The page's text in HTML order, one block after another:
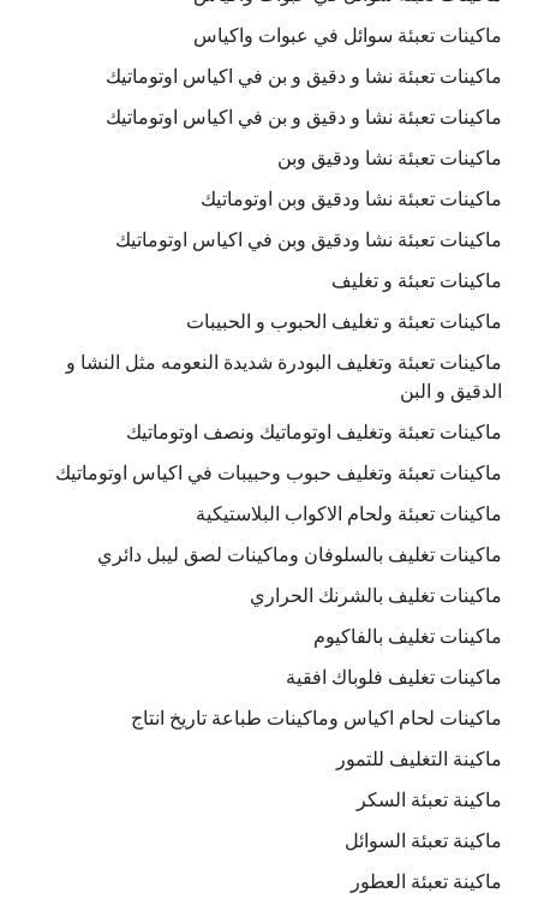
ماكينات تعبئة سوائل في عبوات واكياس
ماكينات تعبئة نشا و دقيق و بن في اكياس اوتوماتيك
ماكينات تعبئة نشا و دقيق و بن في اكياس اوتوماتيك
ماكينات تعبئة نشا ودقيق وبن
ماكينات تعبئة نشا ودقيق وبن اوتوماتيك
ماكينات تعبئة نشا ودقيق وبن في اكياس اوتوماتيك
ماكينات تعبئة و تغليف
ماكينات تعبئة و تغليف الحبوب و الحبيبات
ماكينات تعبئة وتغليف البودرة شديدة النعومه مثل النشا و
الدقيق و البن
ماكينات تعبئة وتغليف اوتوماتيك ونصف اوتوماتيك
ماكينات تعبئة وتغليف حبوب وحبيبات في اكياس اوتوماتيك
ماكينات تعبئة ولحام الاكواب البلاستيكية
ماكينات تغليف بالسلوفان وماكينات لصق ليبل دائري
ماكينات تغليف بالشرنك الحراري
ماكينات تغليف بالفاكيوم
ماكينات تغليف فلوباك افقية
ماكينات لحام اكياس وماكينات طباعة تاريخ انتاج
ماكينة التغليف للتمور
ماكينة تعبئة السكر
ماكينة تعبئة السوائل
ماكينة تعبئة العطور